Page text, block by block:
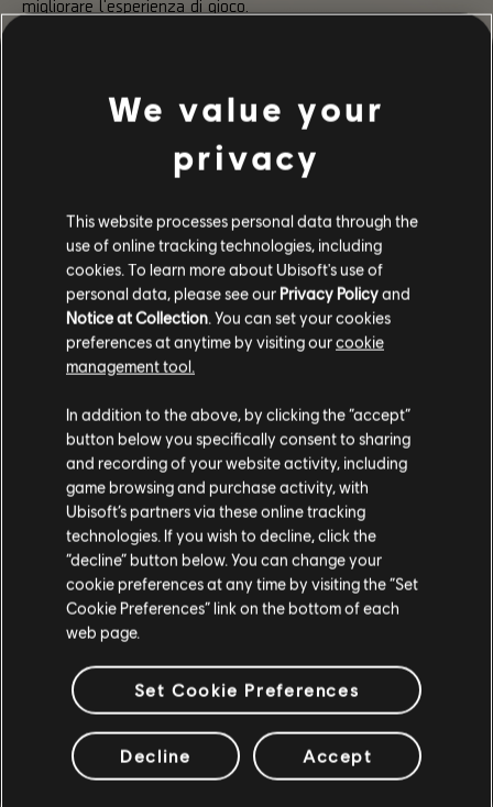
235 /463
INDIETRO
migliorare l'esperienza di gioco.
tutte le date di apertura e chiusura di questa Spedizione.
Questo vi aiuterà a pianificare i vostri passi nel Sistema
Maestria e a fare vostro il fucile speciale Diamondback.
Per questa settimana è tutto!
Alla prossima!
/La squadra di sviluppo di The Division 2
CONSIGLIATO
We value your
privacy
This website processes personal data through the
use of online tracking technologies, including
cookies. To learn more about Ubisoft's use of
personal data, please see our Privacy Policyand
Notice at Collection. You can set your cookies
preferences at anytime by visiting ourcookie
management tool.
In addition to the above, by clicking the “accept”
button below you specifically consent to sharing
and recording of your website activity, including
game browsing and purchase activity, with
Ubisoft’s partners via these online tracking
technologies. If you wish to decline, click the
“decline” button below. You can change your
cookie preferences at any time by visiting the “Set
Cookie Preferences” link on the bottom of each
web page.
Set Cookie Preferences
Decline Accept